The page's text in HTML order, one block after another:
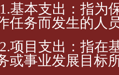
1.基本支出：指为
任务而发生的人
2.项目支出：指在
或事业发展目标